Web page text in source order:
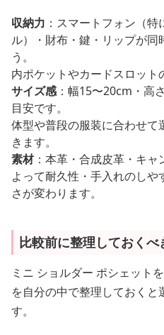
収納力 ：スマートフォン（
ル）・財布・鍵・リップが同
う。
内ポケットやカードスロット
サイズ感：幅15〜20cm・高
目安です。
体型や普段の服装に合わせ
きます。
素材：本革・合成皮革・キャ
よって耐久性・手入れのし
さが変わります。
比較前に整理しておくべ
ミニ ショルダー ポシェット
を自分の中で整理しておくと
す。